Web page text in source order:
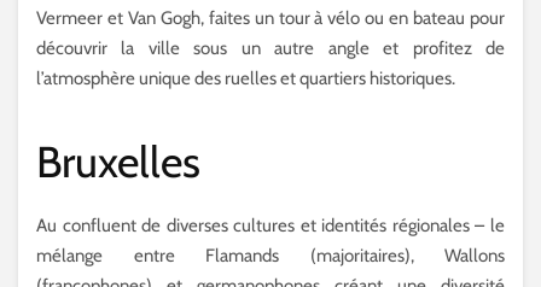
Vermeer et Van Gogh, faites un tour à vélo ou en bateau pour
découvrir la ville sous un autre angle et profitez de
l’atmosphère unique des ruelles et quartiers historiques.
Bruxelles
Au confluent de diverses cultures et identités régionales – le
mélange entre Flamands (majoritaires), Wallons